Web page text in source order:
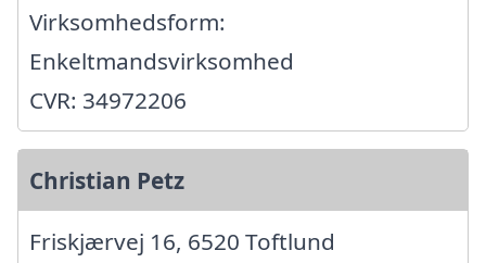
Virksomhedsform:
Enkeltmandsvirksomhed
CVR: 34972206
Christian Petz
Friskjærvej 16, 6520 Toftlund